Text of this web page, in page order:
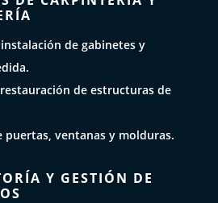
de gabinetes y
de estructuras de
puertas, ventanas y molduras.
Y GESTIÓN DE